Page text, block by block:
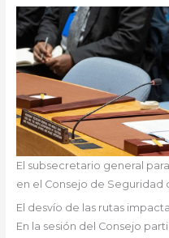
El subsecretario general
en el Consejo de Seguridad
El desvío de las rutas
En la sesión del Consejo